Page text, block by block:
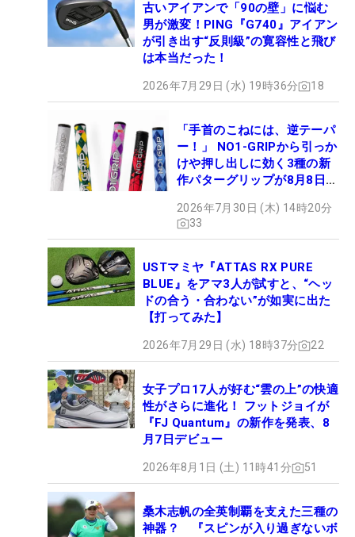
古いアイアンで「90の壁」に悩む
男が激変！PING『G740』アイアン
が引き出す“反則級”の寛容性と飛び
は本当だった！
2026年7月29日 (水) 19時36分 18
「手首のこねには、逆テーパ
ー！」 NO1-GRIPから引っか
けや押し出しに効く3種の新
作パターグリップが8月8日デ
2026年7月30日 (木) 14時20分
33
USTマミヤ『ATTAS RX PURE
BLUE』をアマ3人が試すと、“ヘッ
ドの合う・合わない”が如実に出た
【打ってみた】
2026年7月29日 (水) 18時37分 22
女子プロ17人が好む“雲の上”の快適
性がさらに進化！ フットジョイが
『FJ Quantum』の新作を発表、8
月7日デビュー
2026年8月1日 (土) 11時41分 51
桑木志帆の全英制覇を支えた三種の
神器？ 『スピンが入り過ぎないボ